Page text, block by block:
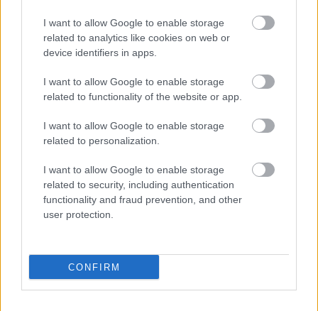
I want to allow Google to enable storage
related to analytics like cookies on web or
device identifiers in apps.
I want to allow Google to enable storage
related to functionality of the website or app.
I want to allow Google to enable storage
related to personalization.
I want to allow Google to enable storage
related to security, including authentication
functionality and fraud prevention, and other
user protection.
CONFIRM